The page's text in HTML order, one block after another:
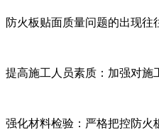
防火板贴面质量问题的出现往往
提高施工人员素质：加强对施
强化材料检验：严格把控防